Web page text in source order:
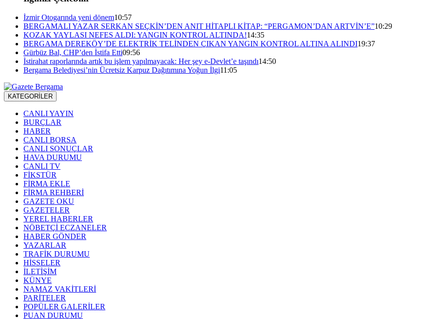
İzmir Otogarında yeni dönem10:57
BERGAMALI YAZAR SERKAN SEÇKİN’DEN ANIT HİTAPLI KİTAP: “PERGAMON’DAN ARTVİN’E”10:29
KOZAK YAYLASI NEFES ALDI: YANGIN KONTROL ALTINDA!14:35
BERGAMA DEREKÖY’DE ELEKTRİK TELİNDEN ÇIKAN YANGIN KONTROL ALTINA ALINDI19:37
Gürbüz Bal, CHP’den İstifa Etti09:56
İstirahat raporlarında artık bu işlem yapılmayacak: Her şey e-Devlet’e taşındı14:50
Bergama Belediyesi’nin Ücretsiz Karpuz Dağıtımına Yoğun İlgi11:05
KATEGORİLER
CANLI YAYIN
BURÇLAR
HABER
CANLI BORSA
CANLI SONUÇLAR
HAVA DURUMU
CANLI TV
FİKSTÜR
FİRMA EKLE
FİRMA REHBERİ
GAZETE OKU
GAZETELER
YEREL HABERLER
NÖBETÇİ ECZANELER
HABER GÖNDER
YAZARLAR
TRAFİK DURUMU
HİSSELER
İLETİŞİM
KÜNYE
NAMAZ VAKİTLERİ
PARİTELER
POPÜLER GALERİLER
PUAN DURUMU